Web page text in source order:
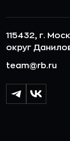
115432, г.
округ
team@rb.ru